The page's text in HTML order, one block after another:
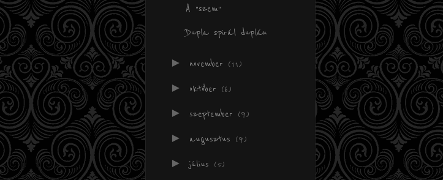
A "szem"
Dupla spirál duplán
► november (11)
► október (6)
► szeptember (9)
► augusztus (9)
► július (5)